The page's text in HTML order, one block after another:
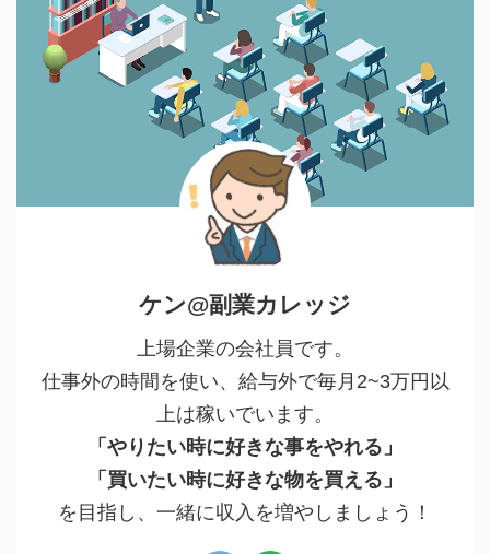
ケン@副業カレッジ
上場企業の会社員です。
仕事外の時間を使い、給与外で毎月2~3万円以
上は稼いでいます。
「やりたい時に好きな事をやれる」
「買いたい時に好きな物を買える」
を目指し、一緒に収入を増やしましょう！